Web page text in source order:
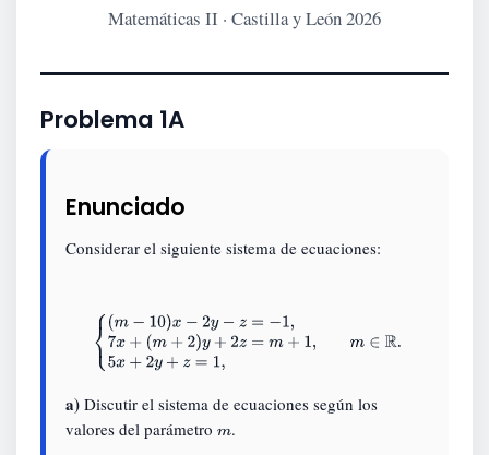
Matemáticas II · Castilla y León 2026
Problema 1A
Enunciado
Considerar el siguiente sistema de ecuaciones:
{(m− 10) x−2 y− z=−1
m +2) y+ 2z= m 1,5 +2y + =1 ∈R
a) Discutir el sistema de ecuaciones según los
valores del parámetro m.